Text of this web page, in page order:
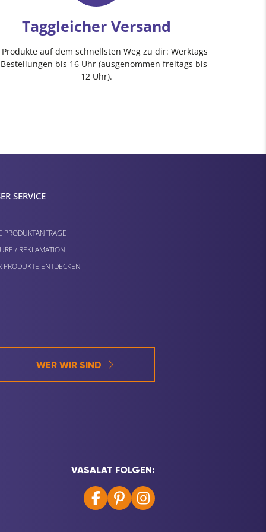
Taggleicher Versand
auf dem schnellsten Weg zu dir: Werktags
bis 16 Uhr (ausgenommen freitags bis
12 Uhr).
SERVICE
PRODUKTANFRAGE
/ REKLAMATION
PRODUKTE ENTDECKEN
WER WIR SIND
VASALAT FOLGEN: